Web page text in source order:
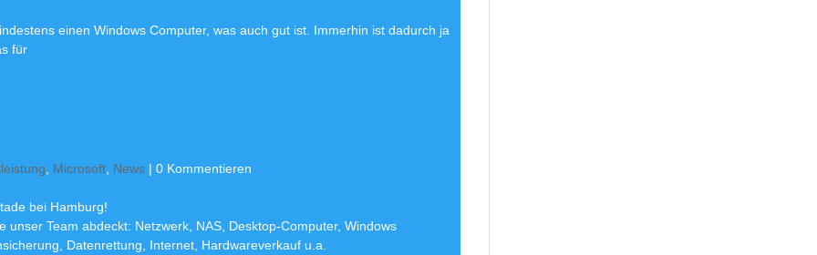
einen Windows Computer, was auch gut ist. Immerhin ist dadurch ja
für
Microsoft News | 0 Kommentieren
bei Hamburg!
Team abdeckt: Netzwerk, NAS, Desktop-Computer, Windows
Datenrettung, Internet, Hardwareverkauf u.a.